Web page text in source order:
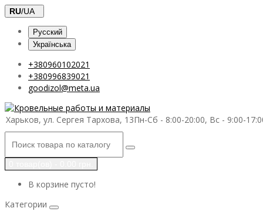
RU/UA
Русский
Українська
+380960102021
+380996839021
goodizol@meta.ua
Харьков, ул. Сергея Тархова, 13Пн-Сб - 8:00-20:00, Вс - 9:00-
В корзине пусто!
Категории